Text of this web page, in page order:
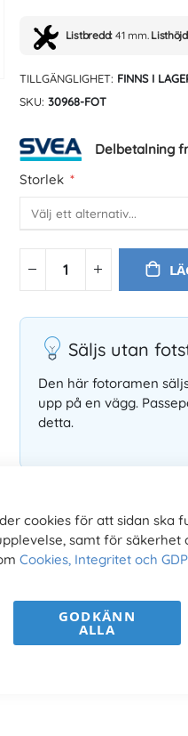
cookies för att sidan ska
samt för säkerhet
Cookies, Integritet och
GODKÄNN
ALLA
Listbredd: 41 mm.
TILLGÄNGLIGHET: FINNS I
SKU 30968-FOT
Delbetalning
Storlek
Säljs utan
Den här fotoramen
upp på en vägg.
detta.